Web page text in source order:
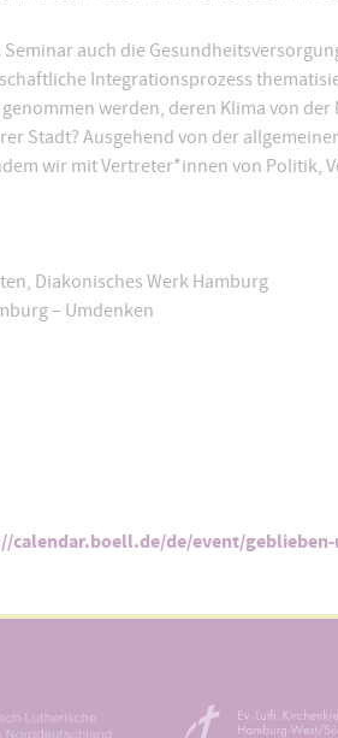
auch die
Integrationsprozess
werden, deren Klima von
Stadt? Ausgehend von der
wir mit Vertreter*innen von Politik,
Diakonisches Werk Hamburg
– Umdenken
calendar.boell.de/de/event/